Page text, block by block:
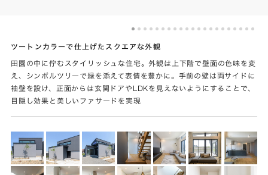
ツートンカラーで仕上げたスクエアな外観
田園の中に佇むスタイリッシュな住宅。外観は上下階で壁面の色味を変
え、シンボルツリーで緑を添えて表情を豊かに。手前の壁は両サイドに
袖壁を設け、正面からは玄関ドアやLDKを見えないようにすることで、
目隠し効果と美しいファサードを実現